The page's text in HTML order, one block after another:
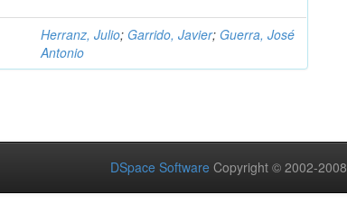
Herranz, Julio; Garrido, Javier; Guerra, José
Antonio
DSpace Software Copyright © 2002-2008